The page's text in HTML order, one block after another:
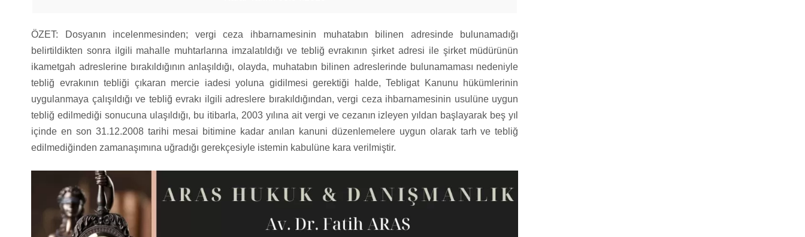
ÖZET: Dosyanın incelenmesinden; vergi ceza ihbarnamesinin muhatabın bilinen adresinde bulunamadığı
belirtildikten sonra ilgili mahalle muhtarlarına imzalatıldığı ve tebliğ evrakının şirket adresi ile şirket müdürünün
ikametgah adreslerine bırakıldığının anlaşıldığı, olayda, muhatabın bilinen adreslerinde bulunamaması nedeniyle
tebliğ evrakının tebliği çıkaran mercie iadesi yoluna gidilmesi gerektiği halde, Tebligat Kanunu hükümlerinin
uygulanmaya çalışıldığı ve tebliğ evrakı ilgili adreslere bırakıldığından, vergi ceza ihbarnamesinin usulüne uygun
tebliğ edilmediği sonucuna ulaşıldığı, bu itibarla, 2003 yılına ait vergi ve cezanın izleyen yıldan başlayarak beş yıl
içinde en son 31.12.2008 tarihi mesai bitimine kadar anılan kanuni düzenlemelere uygun olarak tarh ve tebliğ
edilmediğinden zamanaşımına uğradığı gerekçesiyle istemin kabulüne kara verilmiştir.